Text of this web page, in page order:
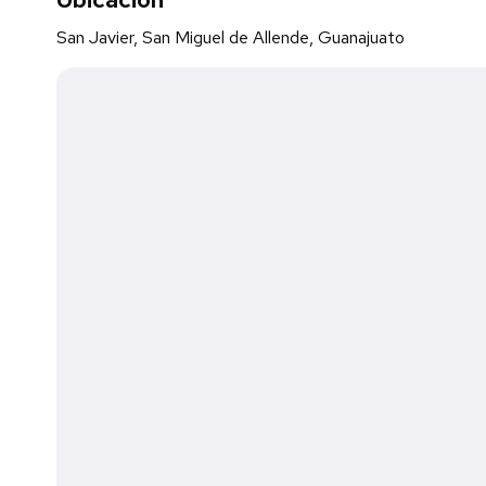
Terraza amueblada, perfecta para disfrutar el clima y la
San Javier, San Miguel de Allende, Guanajuato